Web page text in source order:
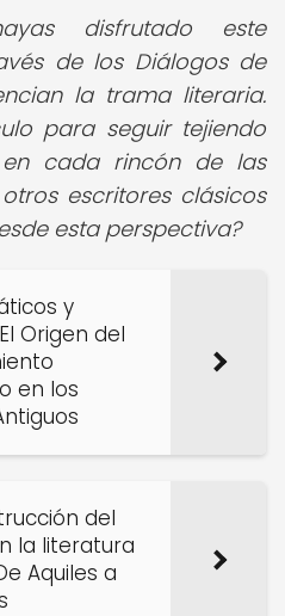
disfrutado este
de los Diálogos de
la trama literaria.
para seguir tejiendo
cada rincón de las
escritores clásicos
esta perspectiva?
y
Origen del
en los
del
la literatura
Aquiles a